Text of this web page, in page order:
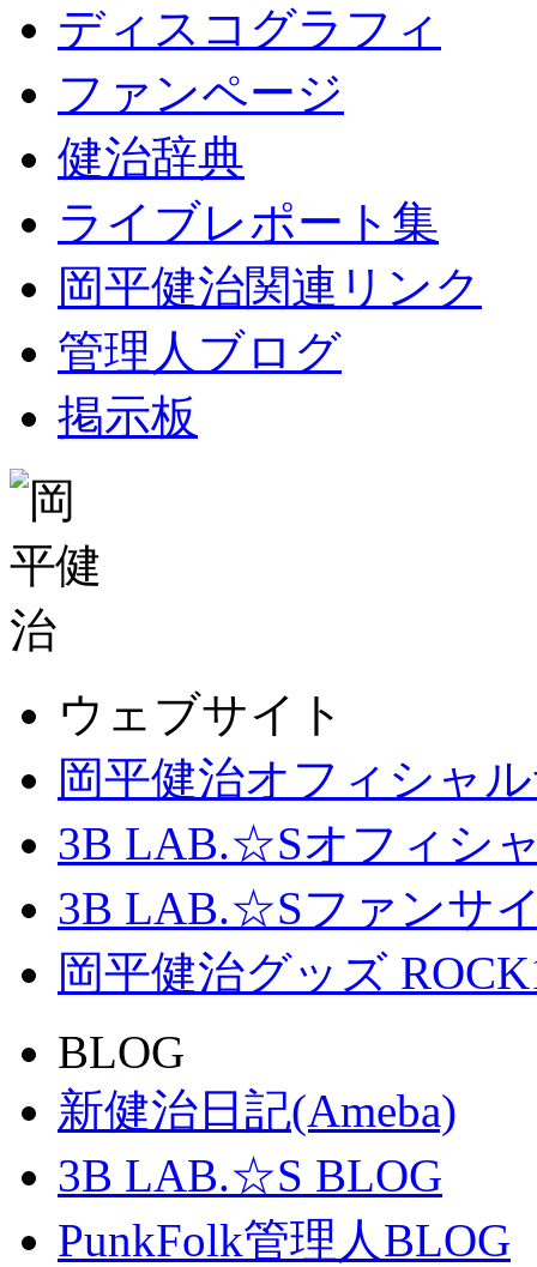
ディスコグラフィ
ファンページ
健治辞典
ライブレポート集
岡平健治関連リンク
管理人ブログ
掲示板
ウェブサイト
岡平健治オフィシャ
3B LAB.☆Sオフィシ
3B LAB.☆Sファンサイ
岡平健治グッズ
BLOG
新健治日記(Ameba)
3B LAB.☆S BLOG
PunkFolk管理人BLOG